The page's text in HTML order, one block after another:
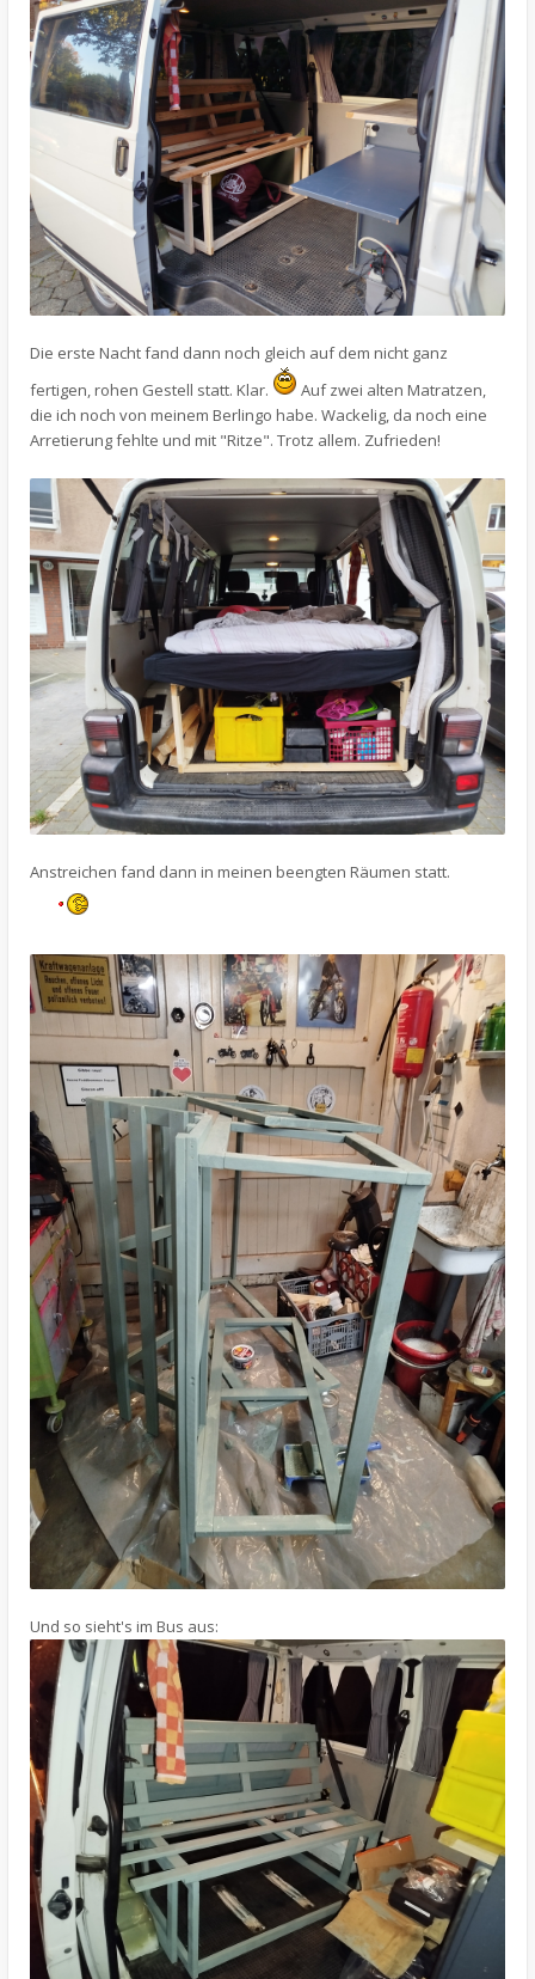
Die erste Nacht fand dann noch gleich auf dem nicht ganz
fertigen, rohen Gestell statt. Klar.
Auf zwei alten Matratzen,
die ich noch von meinem Berlingo habe. Wackelig, da noch eine
Arretierung fehlte und mit "Ritze". Trotz allem. Zufrieden!
Anstreichen fand dann in meinen beengten Räumen statt.
Und so sieht's im Bus aus: